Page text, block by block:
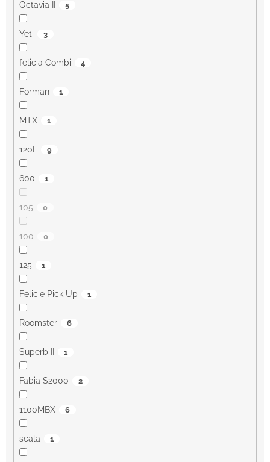
Octavia II 5
Yeti 3
felicia Combi 4
Forman 1
MTX 1
120L 9
600 1
105 0
100 0
125 1
Felicie Pick Up 1
Roomster 6
Superb II 1
Fabia S2000 2
1100MBX 6
scala 1